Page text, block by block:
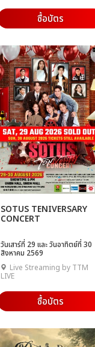
ซื้อบัตร
SOTUS TENIVERSARY
CONCERT
วันเสาร์ที่ 29 และ วันอาทิตย์ที่ 30
สิงหาคม 2569
Live Streaming by TTM
LIVE
ซื้อบัตร